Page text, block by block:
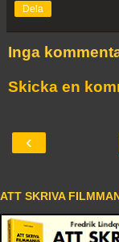
Dela
Inga
Skicka en
‹
ATT SKRIVA